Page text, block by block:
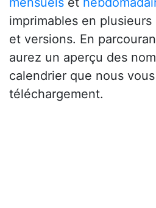
imprimables en
et versions. En
aurez un aperçu des
calendrier que nous
téléchargement.